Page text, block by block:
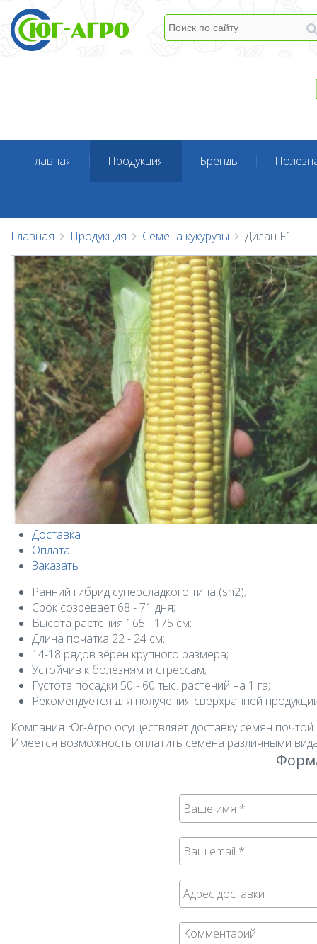
Главная Продукция Бренды
Главная Продукция Семена кукурузы Дилан F1
Доставка
Оплата
Заказать
Ранний гибрид суперсладкого типа (sh2);
Срок созревает 68 - 71 дня;
Высота растения 165 - 175 см;
Длина початка 22 - 24 см;
14-18 рядов зёрен крупного размера;
Устойчив к болезням и стрессам;
Густота посадки 50 - 60 тыс. растений на 1 га;
Рекомендуется для получения сверхранней
Компания Юг-Агро осуществляет доставку семян
Имеется возможность оплатить семена различными